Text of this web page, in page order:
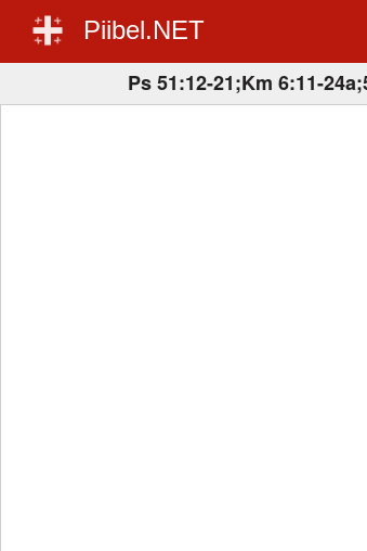
Piibel.NET
Ps 51:12-21;Km 6:11-